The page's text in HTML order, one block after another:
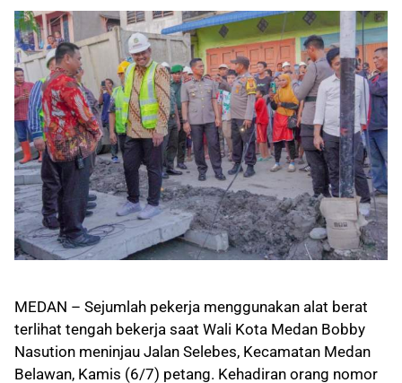
MEDAN – Sejumlah pekerja menggunakan alat berat
terlihat tengah bekerja saat Wali Kota Medan Bobby
Nasution meninjau Jalan Selebes, Kecamatan Medan
Belawan, Kamis (6/7) petang. Kehadiran orang nomor